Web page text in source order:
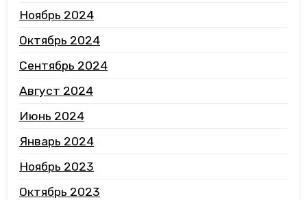
Ноябрь 2024
Октябрь 2024
Сентябрь 2024
Август 2024
Июнь 2024
Январь 2024
Ноябрь 2023
Октябрь 2023